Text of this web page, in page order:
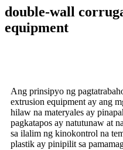
double-wall
equipment
Ang prinsipyo ng
extrusion equipment ay ang
hilaw na materyales ay
pagkatapos ay natutunaw at
sa ilalim ng kinokontrol na
plastik ay pinipilit sa